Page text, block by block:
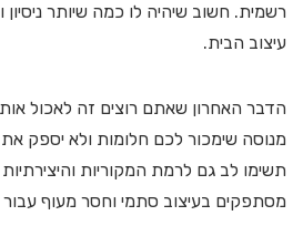
רשמית. חשוב שיהיה לו כמה שיותר
עיצוב הבית.
הדבר האחרון שאתם רוצים זה לאכול
מנוסה שימכור לכם חלומות ולא יספק
תשימו לב גם לרמת המקוריות
מסתפקים בעיצוב סתמי וחסר מעוף